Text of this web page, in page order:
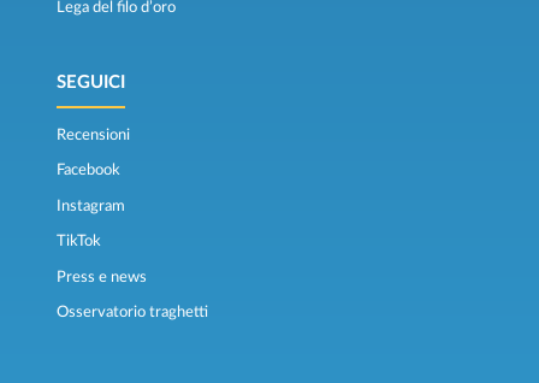
Lega del filo d’oro
SEGUICI
Recensioni
Facebook
Instagram
TikTok
Press e news
Osservatorio traghetti